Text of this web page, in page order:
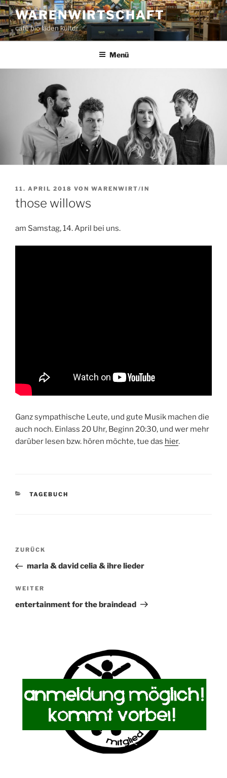
Zum
Inhalt
springen
WARENWIRTSCHAFT
café bio laden kultur
Menü
VERÖFFENTLICHT
AM
11. APRIL 2018 VON WARENWIRT/IN
those willows
am Samstag, 14. April bei uns.
Ganz sympathische Leute, und gute Musik machen die
auch noch. Einlass 20 Uhr, Beginn 20:30, und wer mehr
darüber lesen bzw. hören möchte, tue das hier.
KATEGORIEN
TAGEBUCH
Beitragsnavigation
Vorheriger
Beitrag
ZURÜCK
marla & david celia & ihre lieder
Nächster
Beitrag
WEITER
entertainment for the braindead